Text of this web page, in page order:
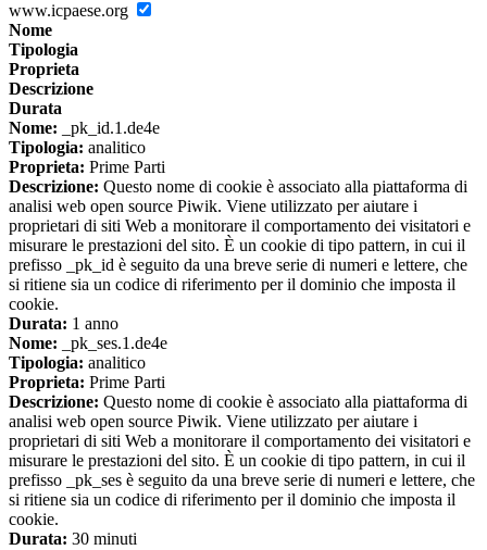
www.icpaese.org
Nome
Tipologia
Proprieta
Descrizione
Durata
Nome: _pk_id.1.de4e
Tipologia: analitico
Proprieta: Prime Parti
Descrizione: Questo nome di cookie è associato alla piattaforma di
analisi web open source Piwik. Viene utilizzato per aiutare i
proprietari di siti Web a monitorare il comportamento dei visitatori e
misurare le prestazioni del sito. È un cookie di tipo pattern, in cui il
prefisso _pk_id è seguito da una breve serie di numeri e lettere, che
si ritiene sia un codice di riferimento per il dominio che imposta il
cookie.
Durata: 1 anno
Nome: _pk_ses.1.de4e
Tipologia: analitico
Proprieta: Prime Parti
Descrizione: Questo nome di cookie è associato alla piattaforma di
analisi web open source Piwik. Viene utilizzato per aiutare i
proprietari di siti Web a monitorare il comportamento dei visitatori e
misurare le prestazioni del sito. È un cookie di tipo pattern, in cui il
prefisso _pk_ses è seguito da una breve serie di numeri e lettere, che
si ritiene sia un codice di riferimento per il dominio che imposta il
cookie.
Durata: 30 minuti